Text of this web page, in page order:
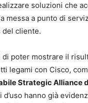
soluzioni che
messa a punto di
del cliente.
di poter mostrare il
legami con Cisco,
Strategic Alliance
d’uso hanno già